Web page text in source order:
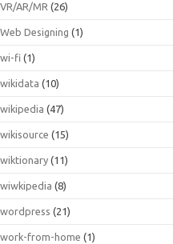
VR/AR/MR (26)
Web Designing (1)
wi-fi (1)
wikidata (10)
wikipedia (47)
wikisource (15)
wiktionary (11)
wiwkipedia (8)
wordpress (21)
work-from-home (1)